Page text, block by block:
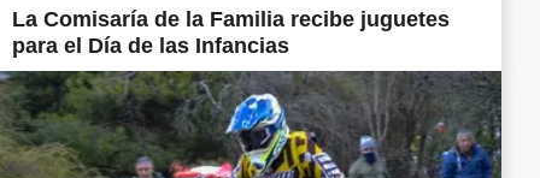
La Comisaría de la Familia recibe juguetes
para el Día de las Infancias